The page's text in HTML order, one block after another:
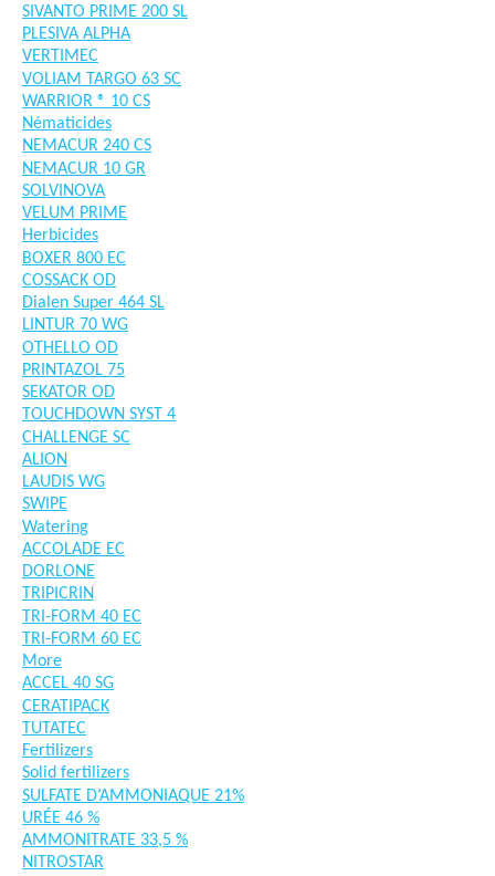
SIVANTO PRIME 200 SL
PLESIVA ALPHA
VERTIMEC
VOLIAM TARGO 63 SC
WARRIOR ® 10 CS
Nématicides
NEMACUR 240 CS
NEMACUR 10 GR
SOLVINOVA
VELUM PRIME
Herbicides
BOXER 800 EC
COSSACK OD
Dialen Super 464 SL
LINTUR 70 WG
OTHELLO OD
PRINTAZOL 75
SEKATOR OD
TOUCHDOWN SYST 4
CHALLENGE SC
ALION
LAUDIS WG
SWIPE
Watering
ACCOLADE EC
DORLONE
TRIPICRIN
TRI-FORM 40 EC
TRI-FORM 60 EC
More
ACCEL 40 SG
CERATIPACK
TUTATEC
Fertilizers
Solid fertilizers
SULFATE D’AMMONIAQUE 21%
URÉE 46 %
AMMONITRATE 33,5 %
NITROSTAR